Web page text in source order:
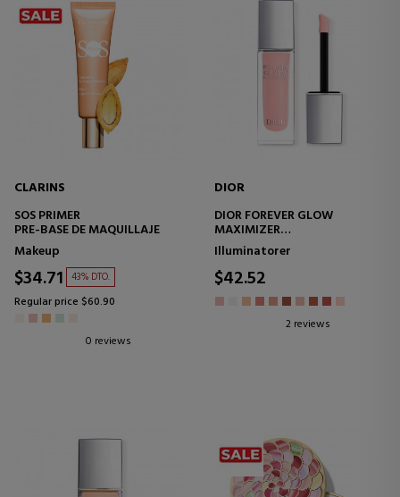
CLARINS
SOS PRIMER
PRE-BASE DE MAQUILLAJE
Makeup
$34.71 43% DTO.
Regular price $60.90
0 reviews
DIOR
DIOR FOREVER GLOW
MAXIMIZER
LANGTIDSHOLDBAR
FLYDENDE HIGHLIGHTER
Illuminatorer
$42.52
2 reviews